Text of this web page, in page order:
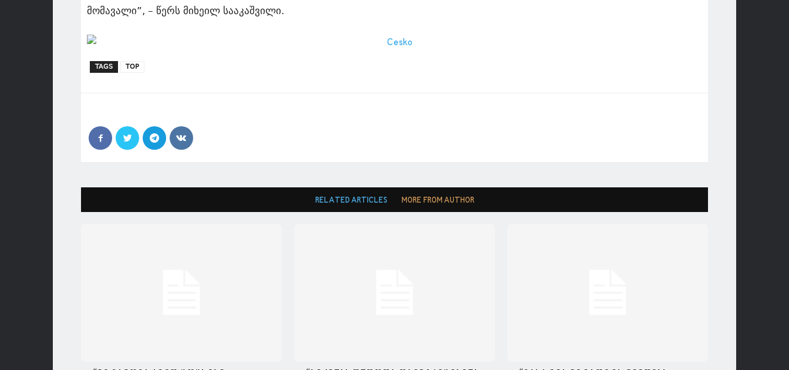
მომავალი”, – წერს მიხეილ სააკაშვილი.
TAGS TOP
RELATED ARTICLES MORE FROM AUTHOR